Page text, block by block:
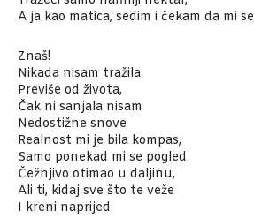
A ja kao matica, sedim i čekam da mi
Znaš!
Nikada nisam tražila
Previše od života,
Čak ni sanjala nisam
Nedostižne snove
Realnost mi je bila kompas,
Samo ponekad mi se pogled
Čežnjivo otimao u daljinu,
Ali ti, kidaj sve što te veže
I kreni naprijed.